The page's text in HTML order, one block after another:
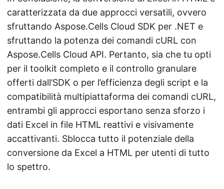
caratterizzata da due approcci versatili, ovvero
sfruttando Aspose.Cells Cloud SDK per .NET e
sfruttando la potenza dei comandi cURL con
Aspose.Cells Cloud API. Pertanto, sia che tu opti
per il toolkit completo e il controllo granulare
offerti dall’SDK o per l’efficienza degli script e la
compatibilità multipiattaforma dei comandi cURL,
entrambi gli approcci esportano senza sforzo i
dati Excel in file HTML reattivi e visivamente
accattivanti. Sblocca tutto il potenziale della
conversione da Excel a HTML per utenti di tutto
lo spettro.